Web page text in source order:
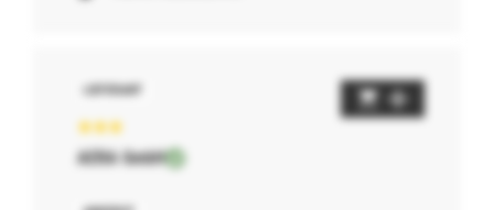
AERA GmbH